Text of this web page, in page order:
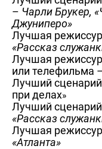
– Чарли Брукер,
Джуниперо»
Лучшая
«Рассказ
Лучшая
или телефильма
Лучший
при делах»
Лучший
«Рассказ
Лучшая
«Атланта»